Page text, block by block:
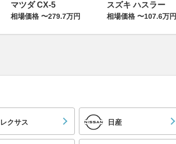
マツダ CX-5
相場価格 〜279.7万円
スズキ ハスラー
相場価格 〜107.6万円
レクサス 日産